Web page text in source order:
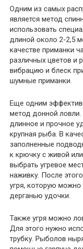
Одним из самых
является метод
использовать
длиной около 2-2,5
качестве приманки
различных цветов и
вибрацию и блеск
шумные приманки.
Еще одним
метод донной ловли.
длинное и прочное
крупная рыба. В
заполненные
к крючку с живой
выбрать угревое
наживку. После
угря, которую можно
дерганью удочки.
Также угря можно
Для этого нужно
трубку. Рыболов